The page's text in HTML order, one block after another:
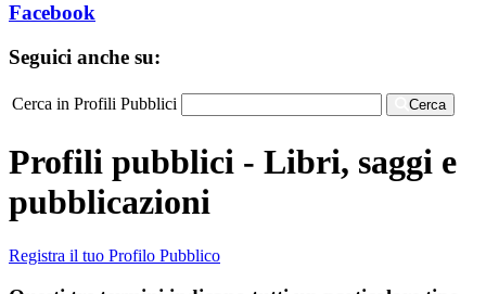
Facebook
Seguici anche su:
Cerca in Profili Pubblici Cerca
Profili pubblici - Libri, saggi e
pubblicazioni
Registra il tuo Profilo Pubblico